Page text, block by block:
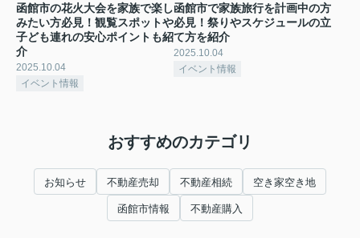
函館市の花火大会を家族で楽し
みたい方必見！観覧スポットや
子ども連れの安心ポイントも紹
介
2025.10.04
イベント情報
函館市で家族旅行を計画中の方
必見！祭りやスケジュールの立
て方を紹介
2025.10.04
イベント情報
おすすめのカテゴリ
お知らせ 不動産売却 不動産相続 空き家空き地
函館市情報 不動産購入